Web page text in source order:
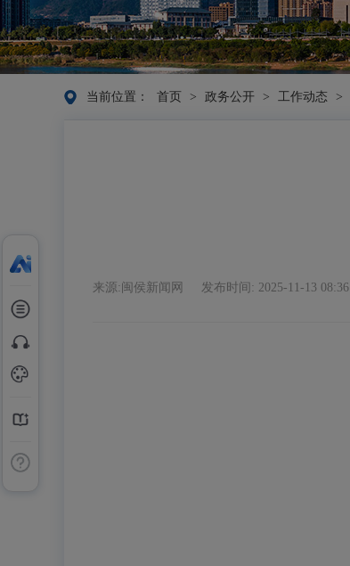
当前位置： 首页 > 政务公开 > 工作动态 >
来源:闽侯新闻网 发布时间: 2025-11-13 08:36